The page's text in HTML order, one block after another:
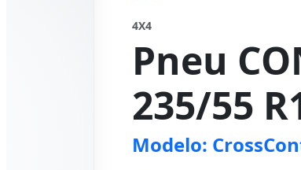
4X4
Pneu
235/55
Modelo: